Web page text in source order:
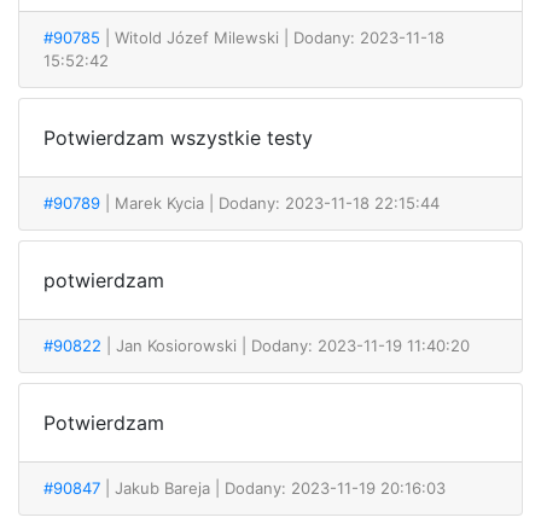
#90785 | Witold Józef Milewski
| Dodany: 2023-11-18
15:52:42
Potwierdzam wszystkie testy
#90789 | Marek Kycia | Dodany: 2023-11-18 22:15:44
potwierdzam
#90822 | Jan Kosiorowski | Dodany: 2023-11-19 11:40:20
Potwierdzam
#90847 | Jakub Bareja | Dodany: 2023-11-19 20:16:03